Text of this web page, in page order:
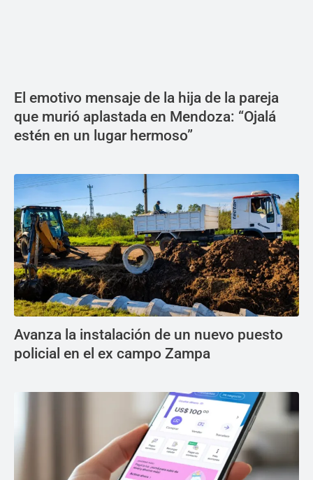
El emotivo mensaje de la hija de la pareja
que murió aplastada en Mendoza: “Ojalá
estén en un lugar hermoso”
Avanza la instalación de un nuevo puesto
policial en el ex campo Zampa